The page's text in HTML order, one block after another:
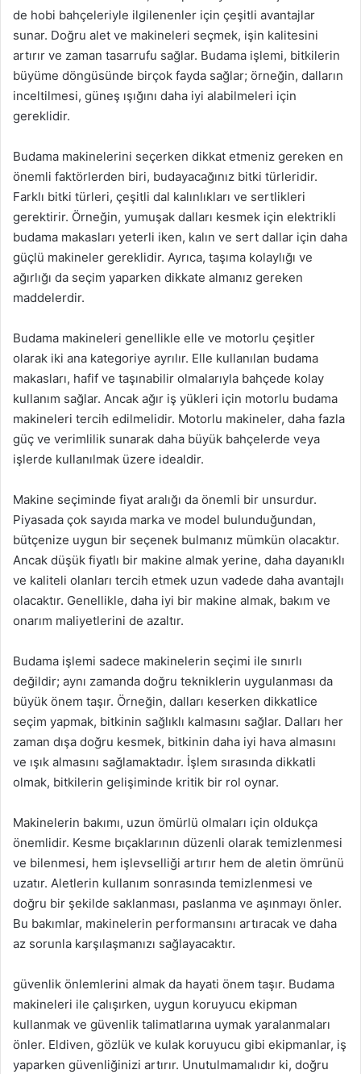
de hobi bahçeleriyle ilgilenenler için çeşitli avantajlar
sunar. Doğru alet ve makineleri seçmek, işin kalitesini
artırır ve zaman tasarrufu sağlar. Budama işlemi, bitkilerin
büyüme döngüsünde birçok fayda sağlar; örneğin, dalların
inceltilmesi, güneş ışığını daha iyi alabilmeleri için
gereklidir.
Budama makinelerini seçerken dikkat etmeniz gereken en
önemli faktörlerden biri, budayacağınız bitki türleridir.
Farklı bitki türleri, çeşitli dal kalınlıkları ve sertlikleri
gerektirir. Örneğin, yumuşak dalları kesmek için elektrikli
budama makasları yeterli iken, kalın ve sert dallar için daha
güçlü makineler gereklidir. Ayrıca, taşıma kolaylığı ve
ağırlığı da seçim yaparken dikkate almanız gereken
maddelerdir.
Budama makineleri genellikle elle ve motorlu çeşitler
olarak iki ana kategoriye ayrılır. Elle kullanılan budama
makasları, hafif ve taşınabilir olmalarıyla bahçede kolay
kullanım sağlar. Ancak ağır iş yükleri için motorlu budama
makineleri tercih edilmelidir. Motorlu makineler, daha fazla
güç ve verimlilik sunarak daha büyük bahçelerde veya
işlerde kullanılmak üzere idealdir.
Makine seçiminde fiyat aralığı da önemli bir unsurdur.
Piyasada çok sayıda marka ve model bulunduğundan,
bütçenize uygun bir seçenek bulmanız mümkün olacaktır.
Ancak düşük fiyatlı bir makine almak yerine, daha dayanıklı
ve kaliteli olanları tercih etmek uzun vadede daha avantajlı
olacaktır. Genellikle, daha iyi bir makine almak, bakım ve
onarım maliyetlerini de azaltır.
Budama işlemi sadece makinelerin seçimi ile sınırlı
değildir; aynı zamanda doğru tekniklerin uygulanması da
büyük önem taşır. Örneğin, dalları keserken dikkatlice
seçim yapmak, bitkinin sağlıklı kalmasını sağlar. Dalları her
zaman dışa doğru kesmek, bitkinin daha iyi hava almasını
ve ışık almasını sağlamaktadır. İşlem sırasında dikkatli
olmak, bitkilerin gelişiminde kritik bir rol oynar.
Makinelerin bakımı, uzun ömürlü olmaları için oldukça
önemlidir. Kesme bıçaklarının düzenli olarak temizlenmesi
ve bilenmesi, hem işlevselliği artırır hem de aletin ömrünü
uzatır. Aletlerin kullanım sonrasında temizlenmesi ve
doğru bir şekilde saklanması, paslanma ve aşınmayı önler.
Bu bakımlar, makinelerin performansını artıracak ve daha
az sorunla karşılaşmanızı sağlayacaktır.
güvenlik önlemlerini almak da hayati önem taşır. Budama
makineleri ile çalışırken, uygun koruyucu ekipman
kullanmak ve güvenlik talimatlarına uymak yaralanmaları
önler. Eldiven, gözlük ve kulak koruyucu gibi ekipmanlar, iş
yaparken güvenliğinizi artırır. Unutulmamalıdır ki, doğru